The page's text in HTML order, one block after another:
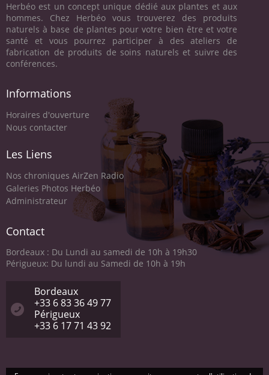
Herbéo est un concept unique dédié aux plantes et aux
hommes. Chez Herbéo vous trouverez des produits
naturels à base de plantes pour votre bien être et votre
santé et vous pourrez participer à des ateliers de
fabrication de produits de soins naturels et suivre des
conférences.
Informations
Horaires d'ouverture
Nous contacter
Les Liens
Nos chroniques AirZen Radio
Galeries Photos Herbéo
Administrateur
Contact
Bordeaux : Du Lundi au samedi de 10h à 19h30
Périgueux: Du lundi au Samedi de 10h à 19h
Bordeaux
+33 6 83 36 49 77
Périgueux
+33 6 17 71 43 92